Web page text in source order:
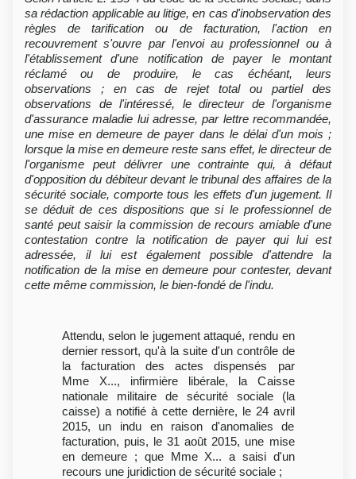
sa rédaction applicable au litige, en cas d'inobservation des
règles de tarification ou de facturation, l'action en
recouvrement s'ouvre par l'envoi au professionnel ou à
l'établissement d'une notification de payer le montant
réclamé ou de produire, le cas échéant, leurs
observations ; en cas de rejet total ou partiel des
observations de l'intéressé, le directeur de l'organisme
d'assurance maladie lui adresse, par lettre recommandée,
une mise en demeure de payer dans le délai d'un mois ;
lorsque la mise en demeure reste sans effet, le directeur de
l'organisme peut délivrer une contrainte qui, à défaut
d'opposition du débiteur devant le tribunal des affaires de la
sécurité sociale, comporte tous les effets d'un jugement. Il
se déduit de ces dispositions que si le professionnel de
santé peut saisir la commission de recours amiable d'une
contestation contre la notification de payer qui lui est
adressée, il lui est également possible d'attendre la
notification de la mise en demeure pour contester, devant
cette même commission, le bien-fondé de l'indu.
Attendu, selon le jugement attaqué, rendu en
dernier ressort, qu'à la suite d'un contrôle de
la facturation des actes dispensés par
Mme X..., infirmière libérale, la Caisse
nationale militaire de sécurité sociale (la
caisse) a notifié à cette dernière, le 24 avril
2015, un indu en raison d'anomalies de
facturation, puis, le 31 août 2015, une mise
en demeure ; que Mme X... a saisi d'un
recours une juridiction de sécurité sociale ;